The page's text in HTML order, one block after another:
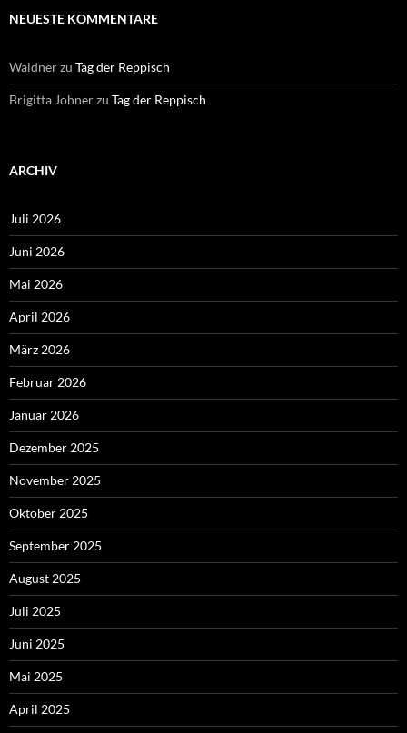
NEUESTE KOMMENTARE
Waldnerzu Tag der Reppisch
Brigitta Johnerzu Tag der Reppisch
ARCHIV
Juli 2026
Juni 2026
Mai 2026
April 2026
März 2026
Februar 2026
Januar 2026
Dezember 2025
November 2025
Oktober 2025
September 2025
August 2025
Juli 2025
Juni 2025
Mai 2025
April 2025